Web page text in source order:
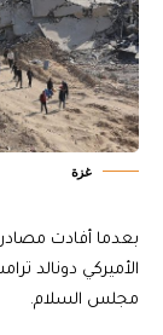
غزة
بعدما أفادت مصادر
الأميركي دونالد
مجلس السلام.